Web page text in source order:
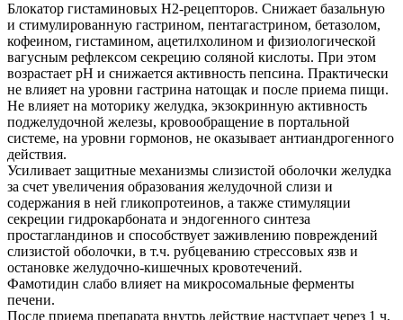
Блокатор гистаминовых H2-рецепторов. Снижает базальную
и стимулированную гастрином, пентагастрином, бетазолом,
кофеином, гистамином, ацетилхолином и физиологической
вагусным рефлексом секрецию соляной кислоты. При этом
возрастает рН и снижается активность пепсина. Практически
не влияет на уровни гастрина натощак и после приема пищи.
Не влияет на моторику желудка, экзокринную активность
поджелудочной железы, кровообращение в портальной
системе, на уровни гормонов, не оказывает антиандрогенного
действия.
Усиливает защитные механизмы слизистой оболочки желудка
за счет увеличения образования желудочной слизи и
содержания в ней гликопротеинов, а также стимуляции
секреции гидрокарбоната и эндогенного синтеза
простагландинов и способствует заживлению повреждений
слизистой оболочки, в т.ч. рубцеванию стрессовых язв и
остановке желудочно-кишечных кровотечений.
Фамотидин слабо влияет на микросомальные ферменты
печени.
После приема препарата внутрь действие наступает через 1 ч,